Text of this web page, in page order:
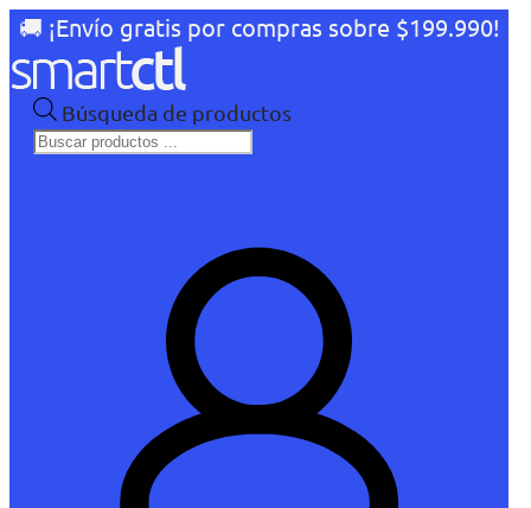
🚚 ¡Envío gratis por compras sobre $199.990!
Búsqueda de productos